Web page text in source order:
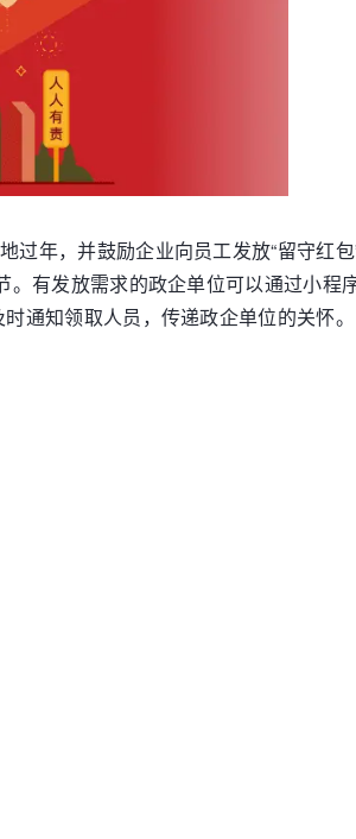
年，并鼓励企业向员工发放“留守红
有发放需求的政企单位可以通过小
通知领取人员，传递政企单位的关怀。